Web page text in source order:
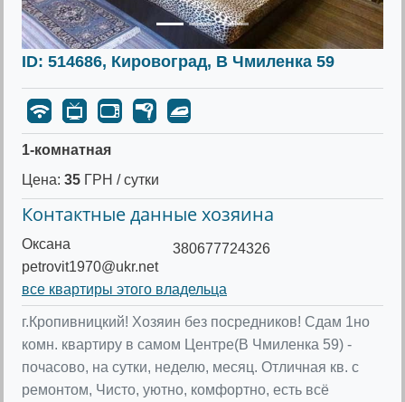
ID: 514686, Кировоград, В Чмиленка 59
1-комнатная
Цена: 35 ГРН / сутки
Контактные данные хозяина
Оксана
petrovit1970@ukr.net
380677724326
все квартиры этого владельца
г.Кропивницкий! Хозяин без посредников! Сдам 1но
комн. квартиру в самом Центре(В Чмиленка 59) -
почасово, на сутки, неделю, месяц. Отличная кв. с
ремонтом, Чисто, уютно, комфортно, есть всё